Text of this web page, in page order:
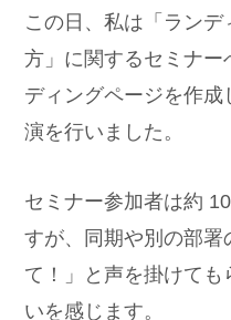
この日、私は「ランデ
方」に関するセミナ
ディングページを作
演を行いました。
セミナー参加者は約
すが、同期や別の部署
て！」と声を掛けて
いを感じます。